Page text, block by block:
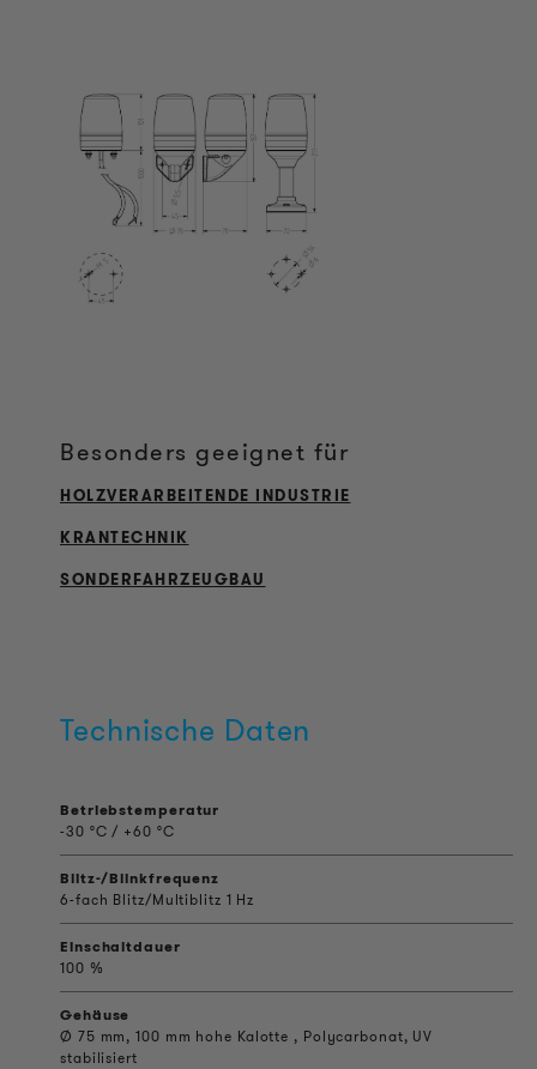
Besonders geeignet für
HOLZVERARBEITENDE INDUSTRIE
KRANTECHNIK
SONDERFAHRZEUGBAU
Technische Daten
Betriebstemperatur
-30 °C / +60 °C
Blitz-/Blinkfrequenz
6-fach Blitz/Multiblitz 1 Hz
Einschaltdauer
100 %
Gehäuse
Ø 75 mm, 100 mm hohe Kalotte , Polycarbonat, UV
stabilisiert